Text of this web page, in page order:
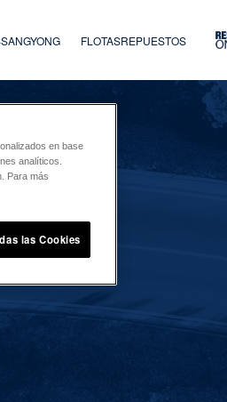
FLOTASREPUESTOS
en base
analíticos.
Para más
las Cookies